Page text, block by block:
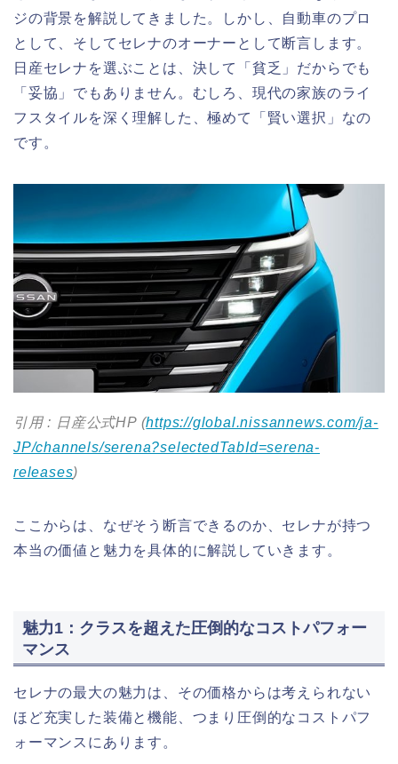
ジの背景を解説してきました。しかし、自動車のプロ
として、そしてセレナのオーナーとして断言します。
日産セレナを選ぶことは、決して「貧乏」だからでも
「妥協」でもありません。むしろ、現代の家族のライ
フスタイルを深く理解した、極めて「賢い選択」なの
です。
引用 : 日産公式HP (https://global.nissannews.com/ja-
JP/channels/serena?selectedTabId=serena-
releases)
ここからは、なぜそう断言できるのか、セレナが持つ
本当の価値と魅力を具体的に解説していきます。
魅力1：クラスを超えた圧倒的なコストパフォー
マンス
セレナの最大の魅力は、その価格からは考えられない
ほど充実した装備と機能、つまり圧倒的なコストパフ
ォーマンスにあります。